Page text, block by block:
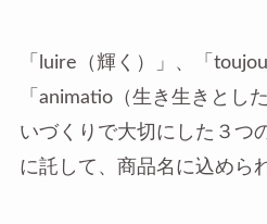
「luire（輝く）」、「
「animatio（生き生きとし
いづくりで大切にした３つ
に託して、商品名に込めら